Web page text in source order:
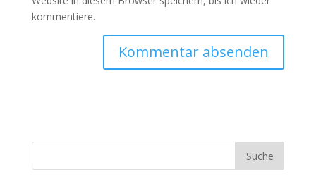
kommentiere.